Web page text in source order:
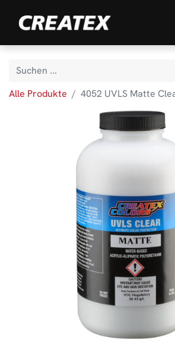
Alle Produkte 4052 UVLS Matte